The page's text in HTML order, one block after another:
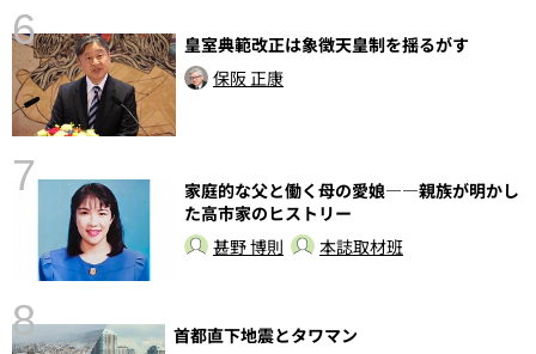
6
皇室典範改正は象徴天皇制を揺るがす
保阪 正康
7
家庭的な父と働く母の愛娘――親族が明かし
た高市家のヒストリー
甚野 博則
本誌取材班
8
首都直下地震とタワマン